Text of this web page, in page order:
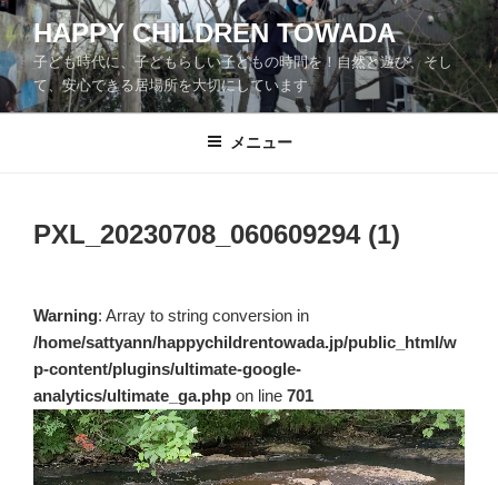
コ
ン
テ
ン
ツ
HAPPY CHILDREN TOWADA
子ども時代に、子どもらしい子どもの時間を！自然と遊び、そし
て、安心できる居場所を大切にしています
メニュー
PXL_20230708_060609294 (1)
Warning: Array to string conversion in
/home/sattyann/happychildrentowada.jp/public_html/w
p-content/plugins/ultimate-google-
analytics/ultimate_ga.php on line 701
動
画
プ